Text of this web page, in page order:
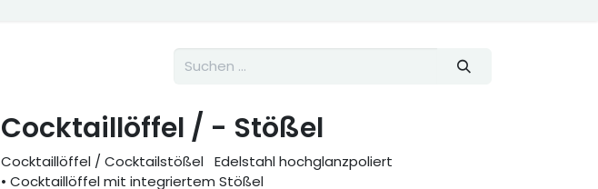
Cocktaillöffel / - Stößel
Cocktaillöffel / Cocktailstößel Edelstahl hochglanzpoliert
• Cocktaillöffel mit integriertem Stößel